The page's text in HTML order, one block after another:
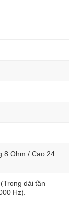
8 Ohm / Cao 24
dải tần
Hz).